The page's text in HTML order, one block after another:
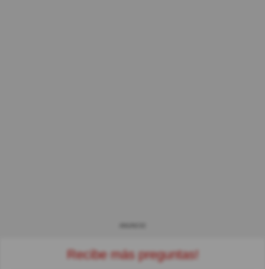
Recibe más preguntas!